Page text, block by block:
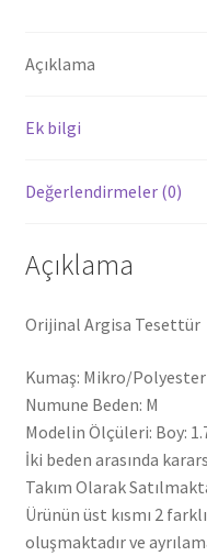
Açıklama
Ek bilgi
Değerlendirmeler (0)
Açıklama
Orijinal Argisa Tesettür
Kumaş: Mikro/Polyester
Numune Beden: M
Modelin Ölçüleri: Boy:
İki beden arasında
Takım Olarak
Ürünün üst kısmı 2
oluşmaktadır ve